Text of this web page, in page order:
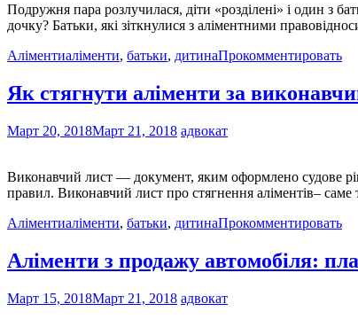
Подружня пара розлучилася, діти «розділені» і один з
дочку? Батьки, які зіткнулися з аліментними
Аліментиаліменти, батьки, дитинаПрокомментировать
Як стягнути аліменти за
Март 20, 2018Март 21, 2018 адвокат
Виконавчий лист — документ, яким оформлено судове
правил. Виконавчий лист про стягнення аліментів–
Аліментиаліменти, батьки, дитинаПрокомментировать
Аліменти з продажу автомобіля:
Март 15, 2018Март 21, 2018 адвокат